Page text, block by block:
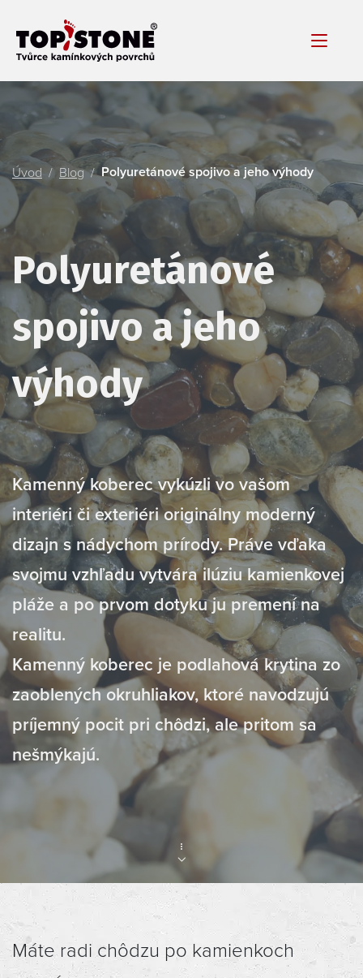
Úvod Blog Polyuretánové spojivo a jeho výhody
Polyuretánové
spojivo a jeho
výhody
Kamenný koberec vykúzli vo vašom
interiéri či exteriéri originálny moderný
dizajn s nádychom prírody. Práve vďaka
svojmu vzhľadu vytvára ilúziu kamienkovej
pláže a po prvom dotyku ju premení na
realitu.
Kamenný koberec je podlahová krytina zo
zaoblených okruhliakov, ktoré navodzujú
príjemný pocit pri chôdzi, ale pritom sa
nešmýkajú.
Máte radi chôdzu po kamienkoch